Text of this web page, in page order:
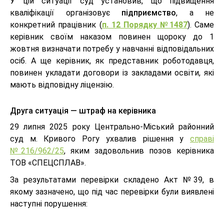
кваліфікації організовує підприємство, а не
конкретний працівник (п. 12 Порядку №1487). Саме
керівник своїм наказом повинен щороку до 1
жовтня визначати потребу у навчанні відповідальних
осіб. А ще керівник, як представник роботодавця,
повинен укладати договори із закладами освіти, які
мають відповідну ліцензію.
Друга ситуація — штраф на керівника
29 липня 2025 року Центрально-Міський районний
суд м. Кривого Рогу ухвалив рішення у справі
№216/962/25, яким задовольнив позов керівника
ТОВ «СПЕЦСПЛАВ».
За результатами перевірки складено Акт №39, в
якому зазначено, що під час перевірки були виявлені
наступні порушення: